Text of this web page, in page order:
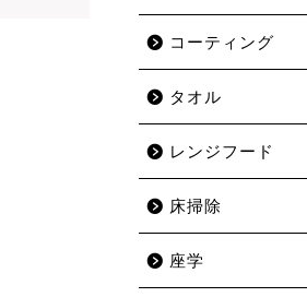
コーティング
タオル
レンジフード
床掃除
座学